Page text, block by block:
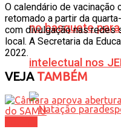
no basquete
intelectual nos
O calendário de vacinação
retomado a partir da
com divulgação nas
local. A Secretaria da
2022.
VEJATAMBÉM